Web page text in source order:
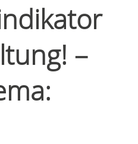
–